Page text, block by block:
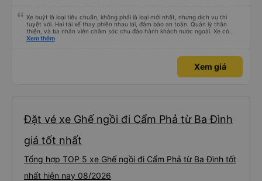
Xe buýt là loại tiêu chuẩn, không phải là loại mới nhất, nhưng dịch vụ thì
tuyệt vời. Hai tài xế thay phiên nhau lái, đảm bảo an toàn. Quản lý thân
thiện, và ba nhân viên chăm sóc chu đáo hành khách nước ngoài. Xe có
máy lạnh và cổng sạc USB, và dừng thường xuyên ở các khu vực nghỉ ngơi.
Xem thêm
Xem giá
Đặt vé xe Ghế ngồi đi Cẩm Phả từ Ba Đình
giá tốt nhất
Tổng hợp TOP 5 xe Ghế ngồi đi Cẩm Phả từ Ba Đình tốt
nhất hiện nay 08/2026